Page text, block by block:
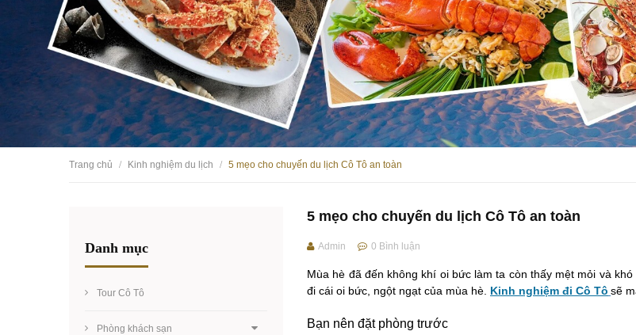
Trang chủ / Kinh nghiệm du lịch / 5 mẹo cho chuyến du lịch Cô Tô an toàn
5 mẹo cho chuyến du lịch Cô Tô an toàn
Admin 0 Bình luận
Mùa hè đã đến không khí oi bức làm ta còn thấy mệt mỏi và
đi cái oi bức, ngột ngạt của mùa hè. Kinh nghiệm đi Cô Tô sẽ
Bạn nên đặt phòng trước
Danh mục
Tour Cô Tô
Phòng khách sạn